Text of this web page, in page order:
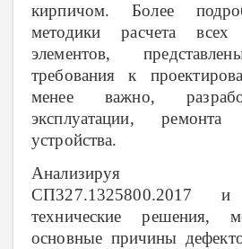
кирпичом. Более
методики расчета всех
элементов,
требования к
менее важно,
эксплуатации,
устройства.
Анализируя
СП327.1325800.2017 и
технические решения,
основные причины